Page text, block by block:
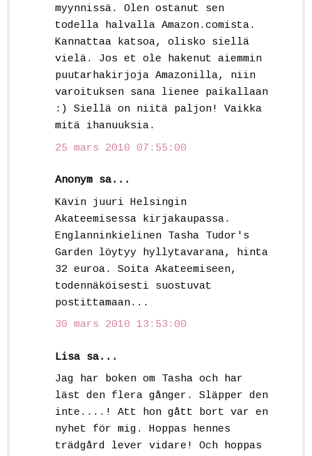
myynnissä. Olen ostanut sen
todella halvalla Amazon.comista.
Kannattaa katsoa, olisko siellä
vielä. Jos et ole hakenut aiemmin
puutarhakirjoja Amazonilla, niin
varoituksen sana lienee paikallaan
:) Siellä on niitä paljon! Vaikka
mitä ihanuuksia.
25 mars 2010 07:55:00
Anonym sa...
Kävin juuri Helsingin
Akateemisessa kirjakaupassa.
Englanninkielinen Tasha Tudor's
Garden löytyy hyllytavarana, hinta
32 euroa. Soita Akateemiseen,
todennäköisesti suostuvat
postittamaan...
30 mars 2010 13:53:00
Lisa sa...
Jag har boken om Tasha och har
läst den flera gånger. Släpper den
inte....! Att hon gått bort var en
nyhet för mig. Hoppas hennes
trädgård lever vidare! Och hoppas